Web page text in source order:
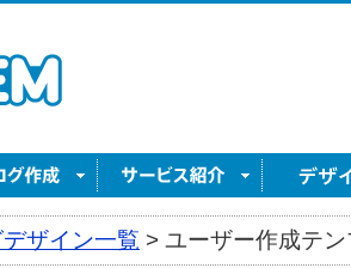
ザイン一覧 > ユーザー作成テ